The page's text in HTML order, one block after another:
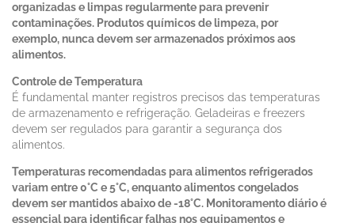
organizadas e limpas regularmente para prevenir
contaminações. Produtos químicos de limpeza, por
exemplo, nunca devem ser armazenados próximos aos
alimentos.
Controle de Temperatura
É fundamental manter registros precisos das temperaturas
de armazenamento e refrigeração. Geladeiras e freezers
devem ser regulados para garantir a segurança dos
alimentos.
Temperaturas recomendadas para alimentos refrigerados
variam entre 0°C e 5°C, enquanto alimentos congelados
devem ser mantidos abaixo de -18°C. Monitoramento diário é
essencial para identificar falhas nos equipamentos e